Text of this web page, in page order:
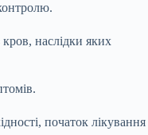
наслідки яких
початок лікування